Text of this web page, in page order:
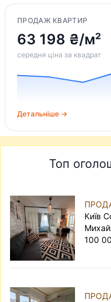
ПРОДАЖ КВАРТИР
63 198 ₴/м²
середня ціна за квадрат
Детальніше →
Топ
Київ
100